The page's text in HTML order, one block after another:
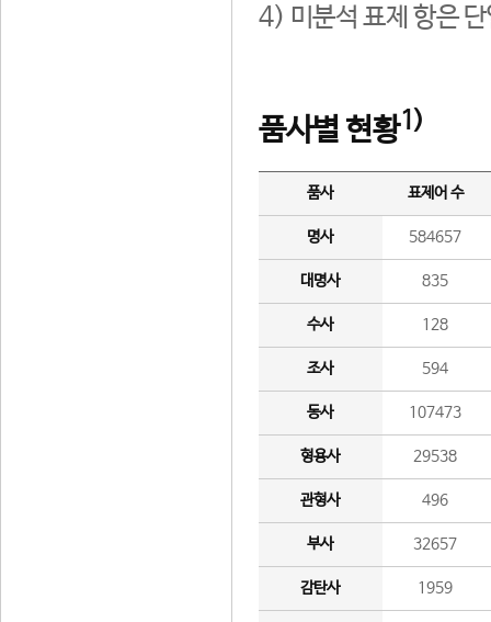
4) 미분석 표제 항은
품사별 현황1)
품사 표제어 수
명사 584657
대명사 835
수사 128
조사 594
동사 107473
형용사 29538
관형사 496
부사 32657
감탄사 1959